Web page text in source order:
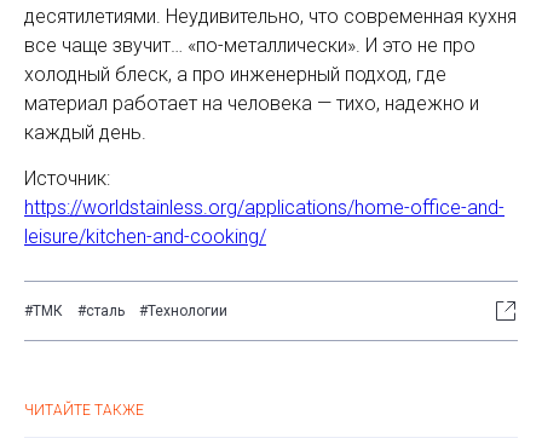
десятилетиями. Неудивительно, что современная кухня
все чаще звучит… «по-металлически». И это не про
холодный блеск, а про инженерный подход, где
материал работает на человека — тихо, надежно и
каждый день.
Источник:
https://worldstainless.org/applications/home-office-and-
leisure/kitchen-and-cooking/
#ТМК #сталь #Технологии
ЧИТАЙТЕ ТАКЖЕ